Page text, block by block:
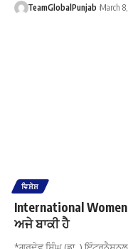
TeamGlobalPunjab March
ਵਿਸ਼ੇਸ਼
International
ਅਜੇ ਬਾਕੀ ਹੈ
*ਗੁਰਦੇਵ ਸਿੰਘ (ਡਾ. ) ਇੰਟਰਨੈਸ਼ਨਲ